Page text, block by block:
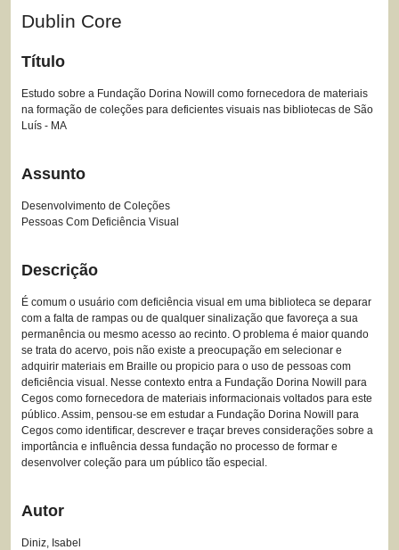
Dublin Core
Título
Estudo sobre a Fundação Dorina Nowill como fornecedora de materiais
na formação de coleções para deficientes visuais nas bibliotecas de São
Luís - MA
Assunto
Desenvolvimento de Coleções
Pessoas Com Deficiência Visual
Descrição
É comum o usuário com deficiência visual em uma biblioteca se deparar
com a falta de rampas ou de qualquer sinalização que favoreça a sua
permanência ou mesmo acesso ao recinto. O problema é maior quando
se trata do acervo, pois não existe a preocupação em selecionar e
adquirir materiais em Braille ou propicio para o uso de pessoas com
deficiência visual. Nesse contexto entra a Fundação Dorina Nowill para
Cegos como fornecedora de materiais informacionais voltados para este
público. Assim, pensou-se em estudar a Fundação Dorina Nowill para
Cegos como identificar, descrever e traçar breves considerações sobre a
importância e influência dessa fundação no processo de formar e
desenvolver coleção para um público tão especial.
Autor
Diniz, Isabel